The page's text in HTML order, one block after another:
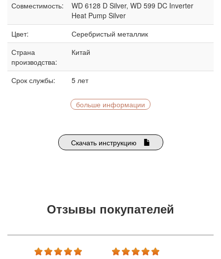
Совместимость:
WD 6128 D Silver, WD 599 DC Inverter
Heat Pump Silver
Цвет:
Серебристый металлик
Страна
производства:
Китай
Срок службы: 5 лет
больше информации
Скачать инструкцию
Отзывы покупателей